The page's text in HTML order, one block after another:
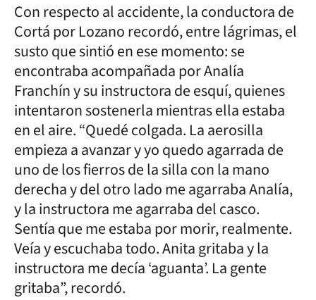
Con respecto al accidente, la conductora de
Cortá por Lozano recordó, entre lágrimas, el
susto que sintió en ese momento: se
encontraba acompañada por Analía
Franchín y su instructora de esquí, quienes
intentaron sostenerla mientras ella estaba
en el aire. “Quedé colgada. La aerosilla
empieza a avanzar y yo quedo agarrada de
uno de los fierros de la silla con la mano
derecha y del otro lado me agarraba Analía,
y la instructora me agarraba del casco.
Sentía que me estaba por morir, realmente.
Veía y escuchaba todo. Anita gritaba y la
instructora me decía ‘aguanta’. La gente
gritaba”, recordó.